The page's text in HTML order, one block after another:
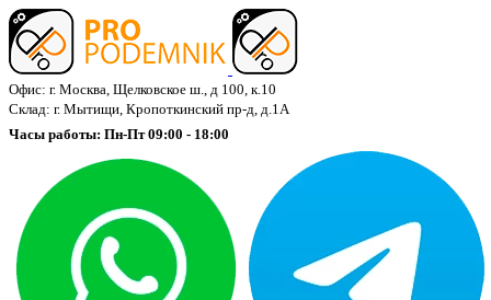
Офис: г. Москва, Щелковское ш., д 100, к.10
Склад: г. Мытищи, Кропоткинский пр-д, д.1А
Часы работы: Пн-Пт 09:00 - 18:00